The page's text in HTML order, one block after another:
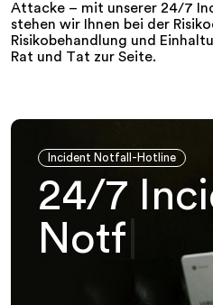
Attacke – mit unserer 24/7
stehen wir Ihnen bei der
Risikobehandlung und
Rat und Tat zur Seite.
Incident Notfall-Hotline
24/7 nci
N otf